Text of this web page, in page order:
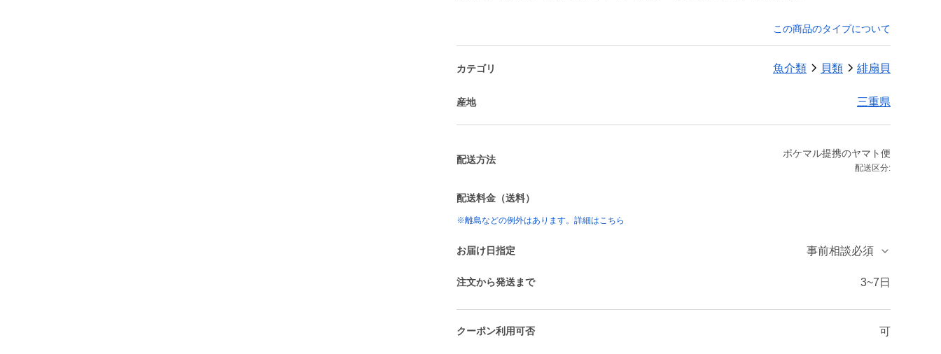
この商品のタイプについて
カテゴリ 魚介類 貝類 緋扇貝
産地 三重県
配送方法
ポケマル提携のヤマト便
配送区分:
配送料金（送料）
※離島などの例外はあります。詳細はこちら
お届け日指定 事前相談必須
注文から発送まで 3~7日
クーポン利用可否 可